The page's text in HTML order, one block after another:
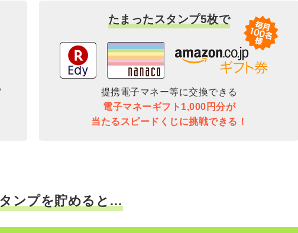
たまったスタンプ5枚で
提携電子マネー等に交換できる
電子マネーギフト1,000円分が
当たるスピードくじに挑戦できる！
ンプを貯めると…